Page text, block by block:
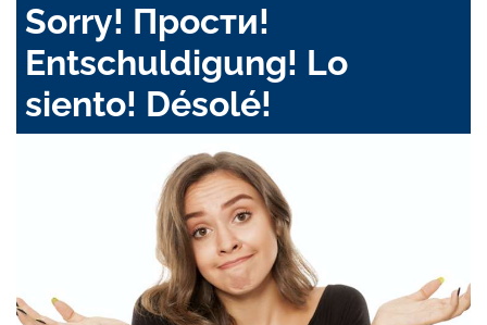
Sorry! Прости!
Entschuldigung! Lo
siento! Désolé!